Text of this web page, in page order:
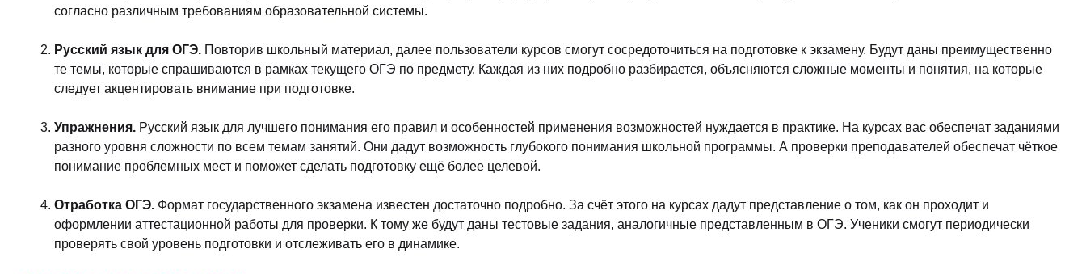
согласно различным требованиям образовательной системы.
Русский язык для ОГЭ. Повторив школьный материал, далее пользователи курсов смогут сосредоточиться на подготовке к экзамену. Будут даны преимущественно
те темы, которые спрашиваются в рамках текущего ОГЭ по предмету. Каждая из них подробно разбирается, объясняются сложные моменты и понятия, на которые
следует акцентировать внимание при подготовке.
Упражнения. Русский язык для лучшего понимания его правил и особенностей применения возможностей нуждается в практике. На курсах вас обеспечат заданиями
разного уровня сложности по всем темам занятий. Они дадут возможность глубокого понимания школьной программы. А проверки преподавателей обеспечат чёткое
понимание проблемных мест и поможет сделать подготовку ещё более целевой.
Отработка ОГЭ. Формат государственного экзамена известен достаточно подробно. За счёт этого на курсах дадут представление о том, как он проходит и
оформлении аттестационной работы для проверки. К тому же будут даны тестовые задания, аналогичные представленным в ОГЭ. Ученики смогут периодически
проверять свой уровень подготовки и отслеживать его в динамике.